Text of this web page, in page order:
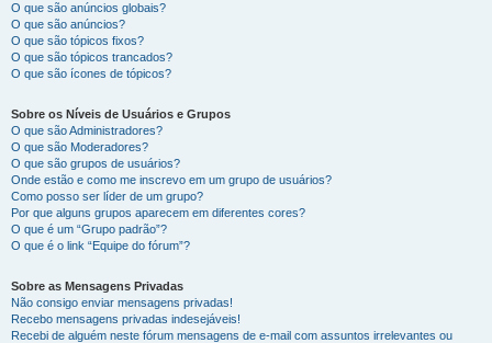
O que são anúncios globais?
O que são anúncios?
O que são tópicos fixos?
O que são tópicos trancados?
O que são ícones de tópicos?
Sobre os Níveis de Usuários e Grupos
O que são Administradores?
O que são Moderadores?
O que são grupos de usuários?
Onde estão e como me inscrevo em um grupo de usuários?
Como posso ser líder de um grupo?
Por que alguns grupos aparecem em diferentes cores?
O que é um “Grupo padrão”?
O que é o link “Equipe do fórum”?
Sobre as Mensagens Privadas
Não consigo enviar mensagens privadas!
Recebo mensagens privadas indesejáveis!
Recebi de alguém neste fórum mensagens de e-mail com assuntos irrelevantes ou